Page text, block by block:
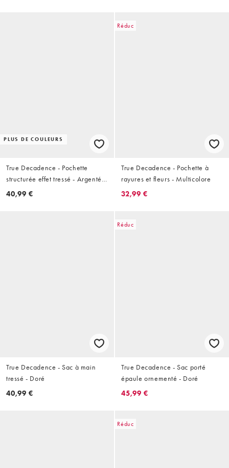
PLUS DE COULEURS
True Decadence - Pochette
structurée effet tressé - Argenté
métallisé
40,99 €
Réduc
True Decadence - Pochette à
rayures et fleurs - Multicolore
32,99 €
True Decadence - Sac à main
tressé - Doré
40,99 €
Réduc
True Decadence - Sac porté
épaule ornementé - Doré
45,99 €
Réduc